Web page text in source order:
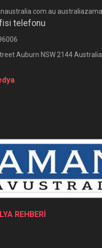
telefonu
Auburn NSW 2144 Australia
REHBERİ